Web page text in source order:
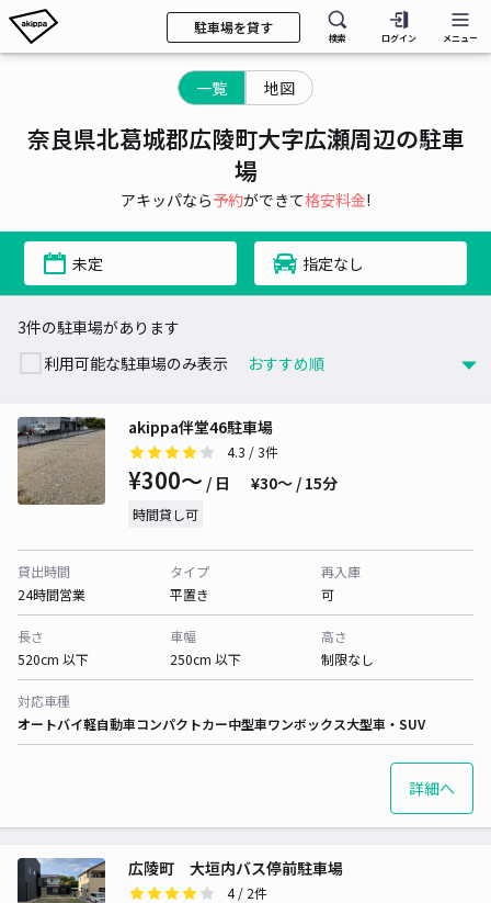
駐車場を貸す
検索 ログイン メニュー
一覧 地図
奈良県北葛城郡広陵町大字広瀬周辺の駐車
場
アキッパなら予約ができて格安料金!
未定 指定なし
3件の駐車場があります
利用可能な駐車場のみ表示
akippa伴堂46駐車場
4.3 / 3件
¥300〜 / 日 ¥30〜 / 15分
時間貸し可
貸出時間
24時間営業
タイプ
平置き
再入庫
可
長さ
520cm 以下
車幅
250cm 以下
高さ
制限なし
対応車種
オートバイ軽自動車コンパクトカー中型車ワンボックス大型車・SUV
詳細へ
広陵町 大垣内バス停前駐車場
4/ 2件